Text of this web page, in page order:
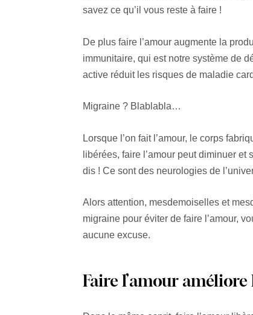
savez ce qu’il vous reste à faire !
De plus faire l’amour augmente la
immunitaire, qui est notre système de
active réduit les risques de maladie
Migraine ? Blablabla…
Lorsque l’on fait l’amour, le corps
libérées, faire l’amour peut diminuer
dis ! Ce sont des neurologies de
Alors attention, mesdemoiselles et
migraine pour éviter de faire l’amour,
aucune excuse.
Faire l’amour